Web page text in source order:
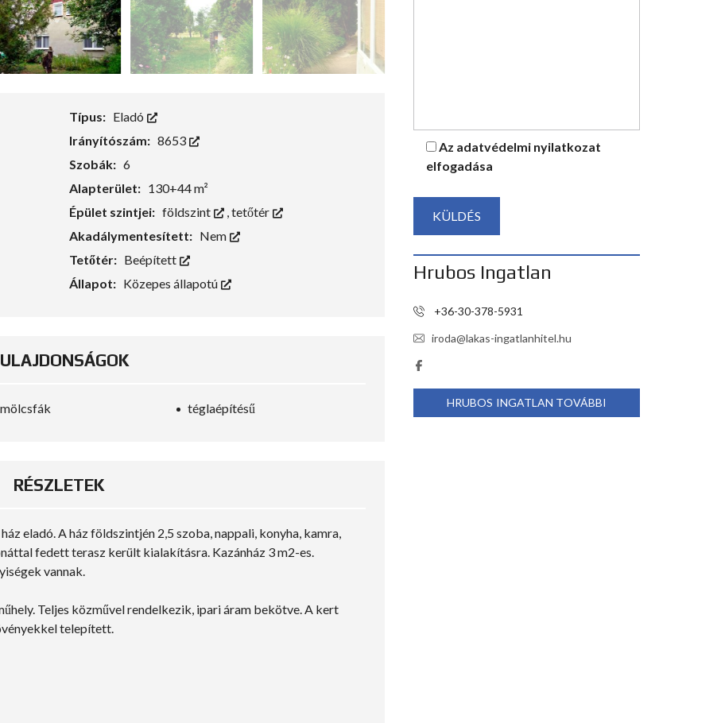
Típus: Eladó
Irányítószám: 8653
Szobák: 6
Alapterület: 130+44 m²
Épület szintjei: földszint ,tetőtér
Akadálymentesített: Nem
Tetőtér: Beépített
Állapot: Közepes állapotú
téglaépítésű
RÉSZLETEK
eladó. A ház földszintjén 2,5 szoba, nappali, konyha, kamra,
fedett terasz került kialakításra. Kazánház 3 m2-es.
vannak.
Teljes közművel rendelkezik, ipari áram bekötve. A kert
telepített.
Az adatvédelmi nyilatkozat
elfogadása
Hrubos Ingatlan
+36-30-378-5931
iroda@lakas-ingatlanhitel.hu
HRUBOS INGATLAN TOVÁBBI